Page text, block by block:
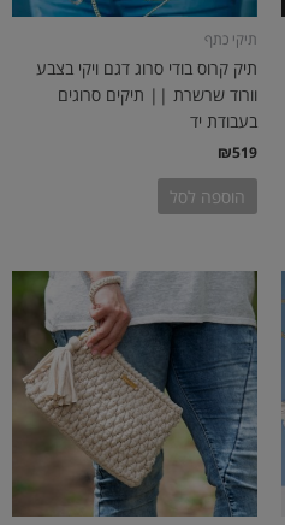
תיקי כתף
תיק קרוס בודי סרוג דגם ויקי בצבע
וורוד שרשרת || תיקים סרוגים
בעבודת יד
₪519
הוספה לסל